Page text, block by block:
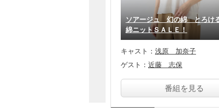
ソアージュ 幻の綿 とろけ
綿ニットＳＡＬＥ！
キャスト： 浅原 加奈子
ゲスト： 近藤 志保
番組を見る